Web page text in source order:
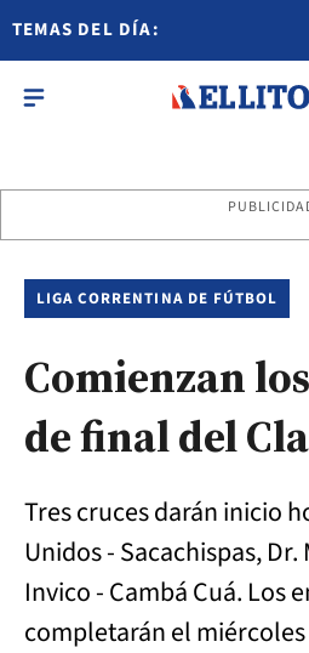
TEMAS DEL DÍA:
LIGA CORRENTINA DE FÚTBOL
Comienzan
de final del
Tres cruces darán inicio
Unidos - Sacachispas,
Invico - Cambá Cuá. Los
completarán el miércoles